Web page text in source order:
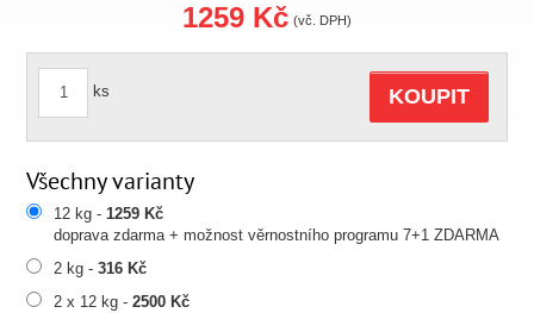
1259 Kč (vč. DPH)
ks KOUPIT
Všechny varianty
12 kg -1259 Kč
doprava zdarma + možnost věrnostního programu 7+1 ZDARMA
2 kg -316 Kč
2 x 12 kg -2500 Kč